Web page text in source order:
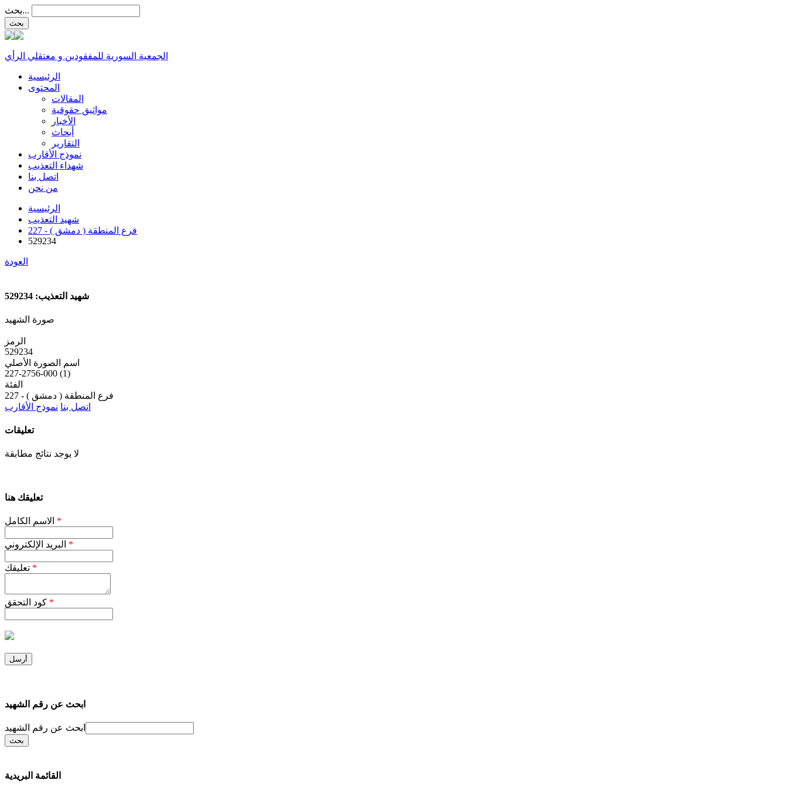
بحث...
الجمعية السورية للمفقودين و معتقلي الرأي
الرئيسية
المحتوى
المقالات
مواثيق حقوقية
الأخبار
أبحاث
التقارير
نموذج الأقارب
شهداء التعذيب
اتصل بنا
من نحن
الرئيسية
شهيد التعذيب
227 - فرع المنطقة ( دمشق )
529234
العودة
شهيد التعذيب: 529234
صورة الشهيد
الرمز
529234
اسم الصورة الأصلي
227-2756-000 (1)
الفئة
227 - فرع المنطقة ( دمشق )
اتصل بنا نموذج الأقارب
تعليقات
لا يوجد نتائج مطابقة
تعليقك هنا
*
*
*
*
ابحث عن رقم الشهيد
ابحث عن رقم الشهيد
القائمة البريدية